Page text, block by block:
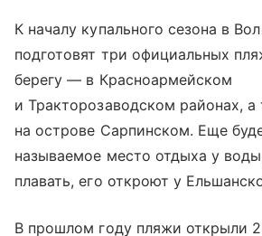
К началу купального сезона в
подготовят три официальных
берегу — в Красноармейском
и Тракторозаводском районах, а
на острове Сарпинском. Еще
называемое место отдыха у
плавать, его откроют у
В прошлом году пляжи открыли